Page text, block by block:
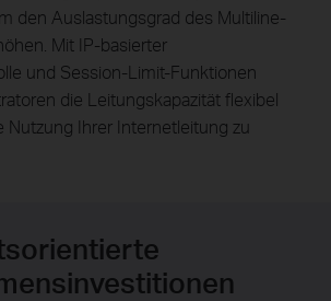
den Auslastungsgrad des Multiline-
Mit IP-basierter
und Session-Limit-Funktionen
die Leitungskapazität flexibel
Nutzung Ihrer Internetleitung zu